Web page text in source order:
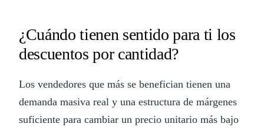
¿Cuándo tienen sentido para ti los
descuentos por cantidad?
Los vendedores que más se benefician tienen una
demanda masiva real y una estructura de márgenes
suficiente para cambiar un precio unitario más bajo